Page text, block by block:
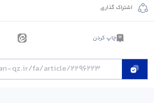
اشتراک گذاری
چاپ کردن